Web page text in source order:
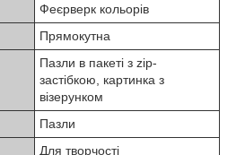
Феєрверк кольорів
Прямокутна
Пазли в пакеті з zip-
застібкою, картинка з
візерунком
Пазли
Для творчості